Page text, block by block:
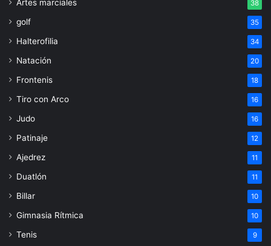
Artes marciales 38
golf 35
Halterofilia 34
Natación 20
Frontenis 18
Tiro con Arco 16
Judo 16
Patinaje 12
Ajedrez 11
Duatlón 11
Billar 10
Gimnasia Rítmica 10
Tenis 9